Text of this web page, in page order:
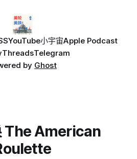
YouTube小宇宙Apple Podcast
ThreadsTelegram
by Ghost
The American